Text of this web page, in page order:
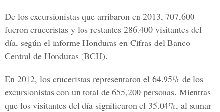
De los excursionistas que arribaron en 2013, 707,600
fueron cruceristas y los restantes 286,400 visitantes del
día, según el informe Honduras en Cifras del Banco
Central de Honduras (BCH).
En 2012, los cruceristas representaron el 64.95% de los
excursionistas con un total de 655,200 personas. Mientras
que los visitantes del día significaron el 35.04%, al sumar